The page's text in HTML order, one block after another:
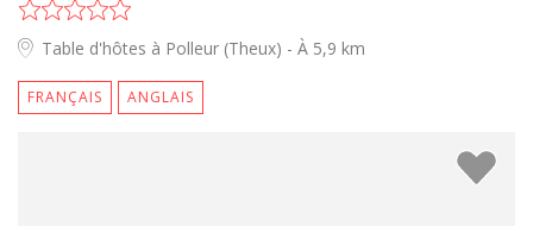
Table d'hôtes à Polleur (Theux) - À 5,9 km
FRANÇAIS ANGLAIS